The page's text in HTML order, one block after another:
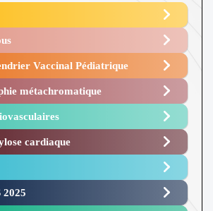
Vaccinal Pédiatrique
métachromatique
cardiaque